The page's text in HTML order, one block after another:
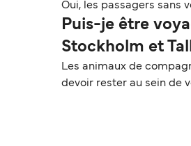
Oui, les passagers sans
Puis-je être
Stockholm et
Les animaux de
devoir rester au sein de